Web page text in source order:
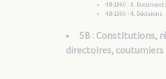
4B-1960 - 3.
4B-1960 - 4. Décisions
5B : Constitutions,
directoires, coutumiers